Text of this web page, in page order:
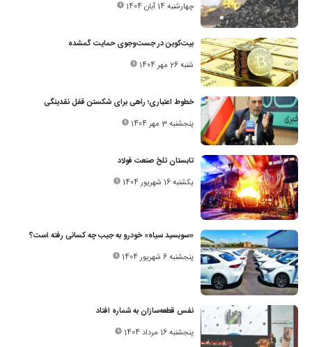
چهارشنبه 14 آبان 1404
بیت‌کوین در جست‌وجوی حمایت گمشده
شنبه 26 مهر 1404
خطوط اعتباری؛ راهی برای شکستن قفل نقدینگی
پنجشنبه 3 مهر 1404
تابستان تلخ صنعت فولاد
یکشنبه 16 شهریور 1404
«سوبسید سیاه» خودرو به جیب چه کسانی رفته است؟
پنجشنبه 6 شهریور 1404
نفس قطعه‌سازان به شماره افتاد
پنجشنبه 16 مرداد 1404